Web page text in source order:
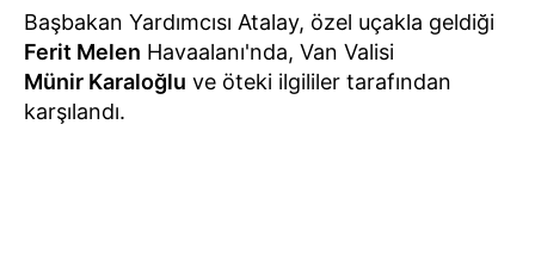
Başbakan Yardımcısı Atalay, özel uçakla geldiği
Ferit Melen Havaalanı'nda, Van Valisi
Münir Karaloğlu ve öteki ilgililer tarafından
karşılandı.